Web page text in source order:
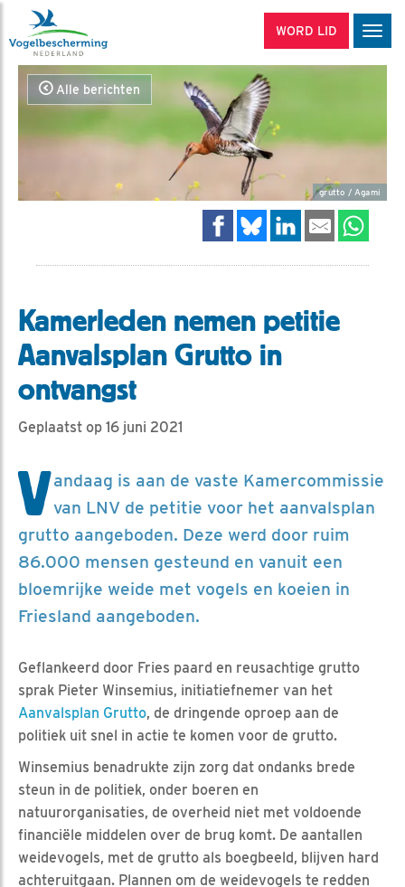
WORD LID
Alle berichten
grutto / Agami
Kamerleden nemen petitie
Aanvalsplan Grutto in
ontvangst
Geplaatst op 16 juni 2021
Vandaag is aan de vaste Kamercommissie
van LNV de petitie voor het aanvalsplan
grutto aangeboden. Deze werd door ruim
86.000 mensen gesteund en vanuit een
bloemrijke weide met vogels en koeien in
Friesland aangeboden.
Geflankeerd door Fries paard en reusachtige grutto
sprak Pieter Winsemius, initiatiefnemer van het
Aanvalsplan Grutto, de dringende oproep aan de
politiek uit snel in actie te komen voor de grutto.
Winsemius benadrukte zijn zorg dat ondanks brede
steun in de politiek, onder boeren en
natuurorganisaties, de overheid niet met voldoende
financiële middelen over de brug komt. De aantallen
weidevogels, met de grutto als boegbeeld, blijven hard
achteruitgaan. Plannen om de weidevogels te redden